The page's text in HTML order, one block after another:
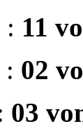
11
02
03